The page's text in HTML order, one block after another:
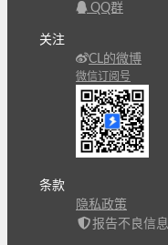
QQ群
关注
CL的微博
微信订阅号
条款
隐私政策
报告不良信息